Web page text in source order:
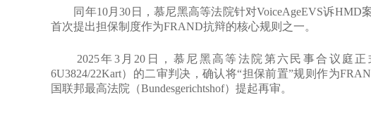
同年10月30日，慕尼黑高等法院针对VoiceAgeEVS诉HMD案
首次提出担保制度作为FRAND抗辩的核心规则之一。
2025年3月20日，慕尼黑高等法院第六民事合议庭正式
6U3824/22Kart）的二审判决，确认将“担保前置”规则作为
国联邦最高法院（Bundesgerichtshof）提起再审。